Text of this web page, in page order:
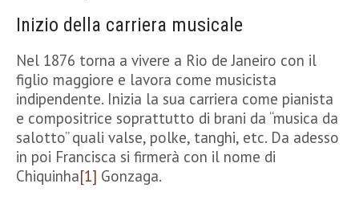
Inizio della carriera musicale
Nel 1876 torna a vivere a Rio de Janeiro con il
figlio maggiore e lavora come musicista
indipendente. Inizia la sua carriera come pianista
e compositrice soprattutto di brani da “musica da
salotto” quali valse, polke, tanghi, etc. Da adesso
in poi Francisca si firmerà con il nome di
Chiquinha[1] Gonzaga.